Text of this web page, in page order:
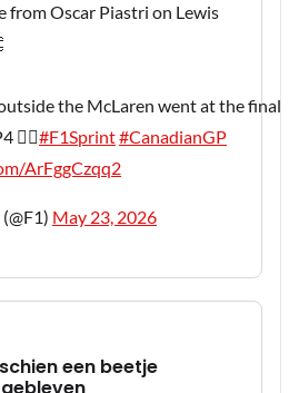
from Oscar Piastri on Lewis
the McLaren went at the final
😮‍💨#F1Sprint#CanadianGP
ArFggCzqq2
May 23, 2026
een beetje